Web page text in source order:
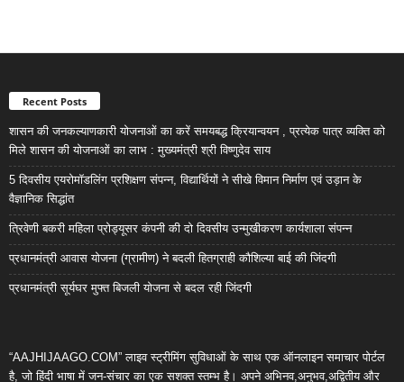
Recent Posts
शासन की जनकल्याणकारी योजनाओं का करें समयबद्ध क्रियान्वयन , प्रत्येक पात्र व्यक्ति को
मिले शासन की योजनाओं का लाभ : मुख्यमंत्री श्री विष्णुदेव साय
5 दिवसीय एयरोमॉडलिंग प्रशिक्षण संपन्न, विद्यार्थियों ने सीखे विमान निर्माण एवं उड़ान के
वैज्ञानिक सिद्धांत
त्रिवेणी बकरी महिला प्रोड्यूसर कंपनी की दो दिवसीय उन्मुखीकरण कार्यशाला संपन्न
प्रधानमंत्री आवास योजना (ग्रामीण) ने बदली हितग्राही कौशिल्या बाई की जिंदगी
प्रधानमंत्री सूर्यघर मुफ्त बिजली योजना से बदल रही जिंदगी
“AAJHIJAAGO.COM” लाइव स्ट्रीमिंग सुविधाओं के साथ एक ऑनलाइन समाचार पोर्टल
है, जो हिंदी भाषा में जन-संचार का एक सशक्त स्तम्भ है। अपने अभिनव,अनुभव,अद्वितीय और